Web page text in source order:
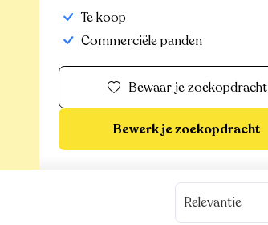
Te koop
Commerciële panden
Bewaar je zoekopdracht
Bewerk je zoekopdracht
Relevantie